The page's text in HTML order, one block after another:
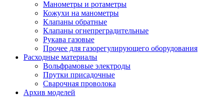
Манометры и ротаметры
Кожухи на манометры
Клапаны обратные
Клапаны огнепреградительные
Рукава газовые
Прочее для газорегулирующего оборудования
Расходные материалы
Вольфрамовые электроды
Прутки присадочные
Сварочная проволока
Архив моделей